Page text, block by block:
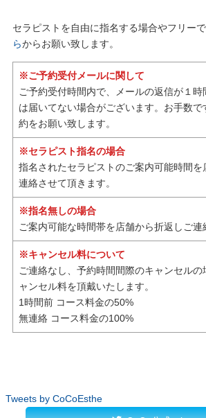
セラピストを自由に指名する場合やフリー
らからお願い致します。
※ご予約受付メールに関して
ご予約受付時間内で、メールの返信が１
は届いてない場合がございます。お手数
約をお願い致します。
※セラピスト指名の場合
指名されたセラピストのご案内可能時間
連絡させて頂きます。
※指名無しの場合
ご案内可能な時間帯を店舗から折返しご連
※キャンセル料について
ご連絡なし、予約時間間際のキャンセル
ャンセル料を頂戴いたします。
1時間前 コース料金の50%
無連絡 コース料金の100%
Tweets by CoCoEsthe